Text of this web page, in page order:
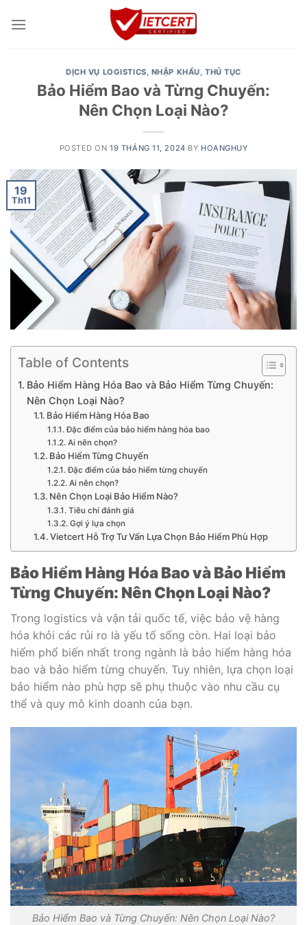
DỊCH VỤ LOGISTICS, NHẬP KHẨU, THỦ TỤC
Bảo Hiểm Bao và Từng Chuyến:
Nên Chọn Loại Nào?
POSTED ON19 THÁNG 11, 2024 BY HOANGHUY
19
Th11
Table of Contents
Bảo Hiểm Hàng Hóa Bao và Bảo Hiểm Từng Chuyến:
Nên Chọn Loại Nào?
Bảo Hiểm Hàng Hóa Bao
Đặc điểm của bảo hiểm hàng hóa bao
Ai nên chọn?
Bảo Hiểm Từng Chuyến
Đặc điểm của bảo hiểm từng chuyến
Ai nên chọn?
Nên Chọn Loại Bảo Hiểm Nào?
Tiêu chí đánh giá
Gợi ý lựa chọn
Vietcert Hỗ Trợ Tư Vấn Lựa Chọn Bảo Hiểm Phù Hợp
Bảo Hiểm Hàng Hóa Bao và Bảo Hiểm
Từng Chuyến: Nên Chọn Loại Nào?
Trong logistics và vận tải quốc tế, việc bảo vệ hàng
hóa khỏi các rủi ro là yếu tố sống còn. Hai loại bảo
hiểm phổ biến nhất trong ngành là bảo hiểm hàng hóa
bao và bảo hiểm từng chuyến. Tuy nhiên, lựa chọn loại
bảo hiểm nào phù hợp sẽ phụ thuộc vào nhu cầu cụ
thể và quy mô kinh doanh của bạn.
Bảo Hiểm Bao và Từng Chuyến: Nên Chọn Loại Nào?